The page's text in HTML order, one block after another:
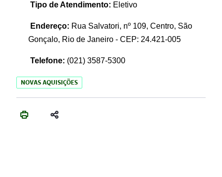
Tipo de Atendimento: Eletivo
Endereço: Rua Salvatori, nº 109, Centro, São
Gonçalo, Rio de Janeiro - CEP: 24.421-005
Telefone: (021) 3587-5300
NOVAS AQUISIÇÕES